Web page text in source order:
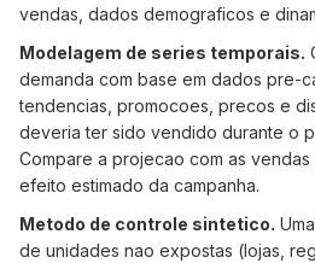
vendas, dados demograficos e
Modelagem de series temporais.
demanda com base em dados pre-
tendencias, promocoes, precos e
deveria ter sido vendido durante o
Compare a projecao com as
efeito estimado da campanha.
Metodo de controle sintetico.
de unidades nao expostas (lojas,